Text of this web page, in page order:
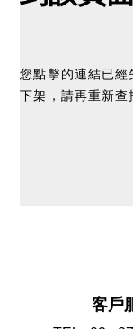
您點擊的連結已經
下架，請再重新查
客戶